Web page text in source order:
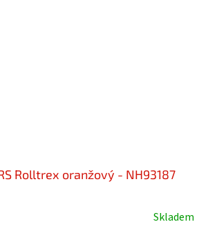
Rolltrex oranžový - NH93187
Skladem